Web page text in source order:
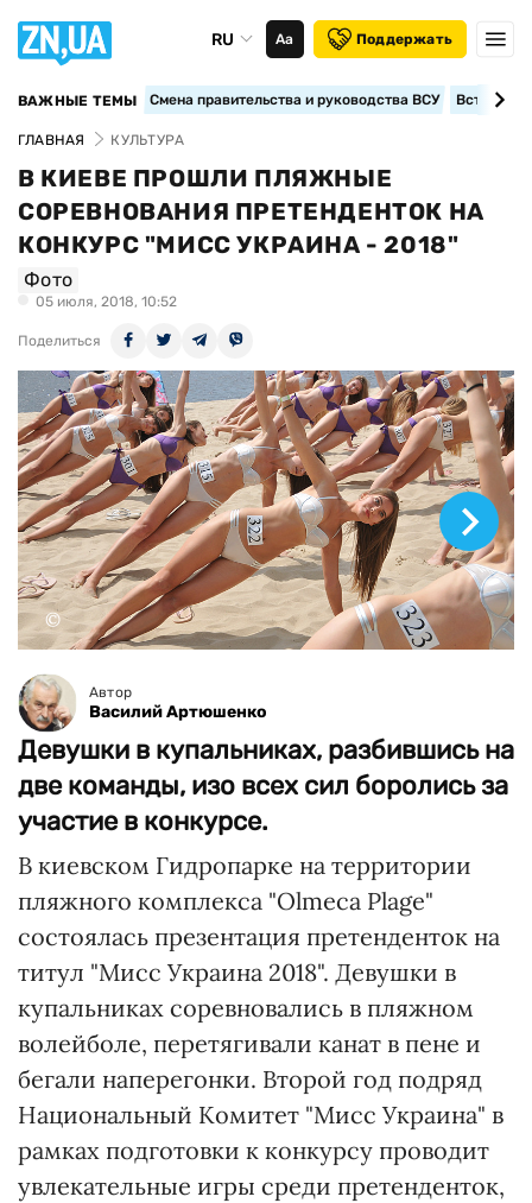
RU Аа Поддержать
ВАЖНЫЕ ТЕМЫ Смена правительства и руководства ВСУ
ГЛАВНАЯ КУЛЬТУРА
В КИЕВЕ ПРОШЛИ ПЛЯЖНЫЕ
СОРЕВНОВАНИЯ ПРЕТЕНДЕНТОК НА
КОНКУРС "МИСС УКРАИНА - 2018"
Фото
05 июля, 2018, 10:52
Поделиться
©
Автор
Василий Артюшенко
Девушки в купальниках, разбившись на
две команды, изо всех сил боролись за
участие в конкурсе.
В киевском Гидропарке на территории
пляжного комплекса "Olmeca Plage"
состоялась презентация претенденток на
титул "Мисс Украина 2018". Девушки в
купальниках соревновались в пляжном
волейболе, перетягивали канат в пене и
бегали наперегонки. Второй год подряд
Национальный Комитет "Мисс Украина" в
рамках подготовки к конкурсу проводит
увлекательные игры среди претенденток,